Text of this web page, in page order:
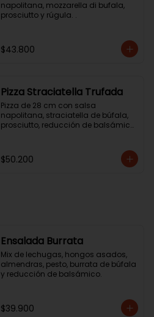
napolitana, mozzarella di bufala,
prosciutto y rúgula. .
$43.800
Pizza Straciatella Trufada
Pizza de 28 cm con salsa
napolitana, straciatella de búfala,
prosciutto, reducción de balsámico,
$50.200
Ensalada Burrata
Mix de lechugas, hongos asados,
almendras, pesto, burrata de búfala
y reducción de balsámico.
$39.900